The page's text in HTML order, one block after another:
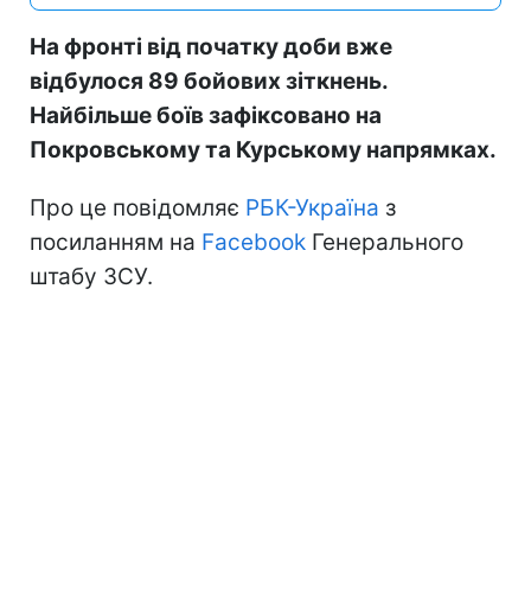
На фронті від початку доби вже
відбулося 89 бойових зіткнень.
Найбільше боїв зафіксовано на
Покровському та Курському напрямках.
Про це повідомляє РБК-Україна з
посиланням на Facebook Генерального
штабу ЗСУ.